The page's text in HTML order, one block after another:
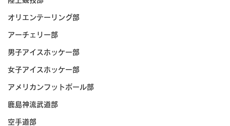
オリエンテーリング部
アーチェリー部
男子アイスホッケー部
女子アイスホッケー部
アメリカンフットボール部
鹿島神流武道部
空手道部